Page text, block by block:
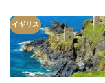
イギリス